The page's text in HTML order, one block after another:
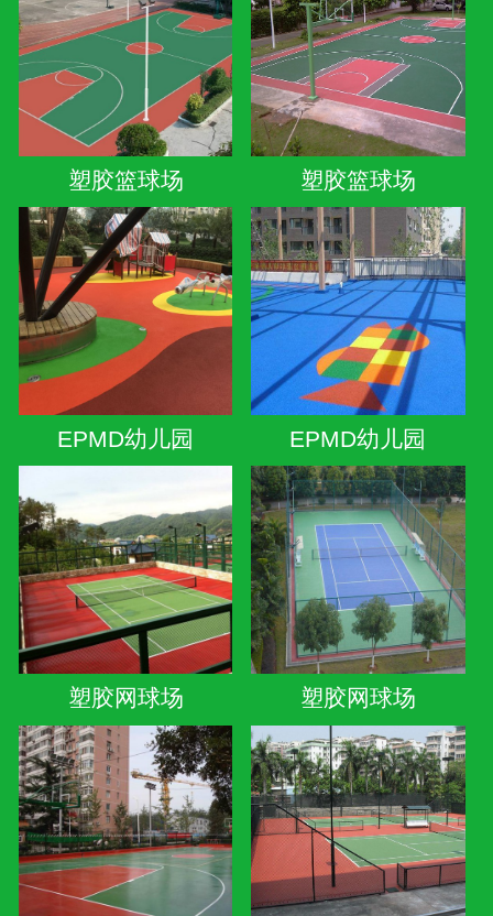
塑胶篮球场 塑胶篮球场
EPMD幼儿园 EPMD幼儿园
塑胶网球场 塑胶网球场